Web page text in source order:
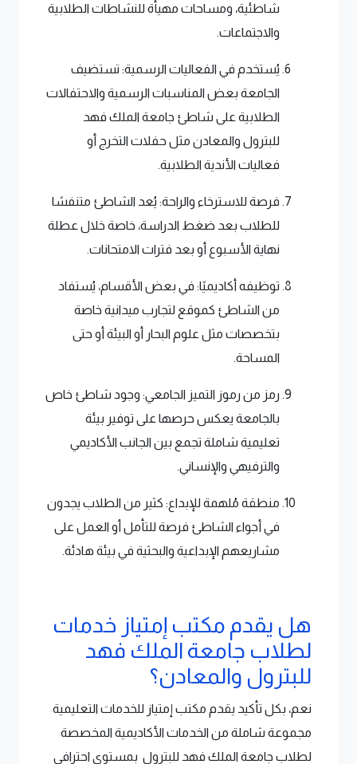
شاطئية، ومساحات مهيأة للنشاطات الطلابية
والاجتماعات.
يُستخدم في الفعاليات الرسمية: تستضيف
الجامعة بعض المناسبات الرسمية والاحتفالات
الطلابية على شاطئ جامعة الملك فهد
للبترول والمعادن مثل حفلات التخرج أو
فعاليات الأندية الطلابية.
فرصة للاسترخاء والراحة: يُعد الشاطئ متنفسًا
للطلاب بعد ضغط الدراسة، خاصة خلال عطلة
نهاية الأسبوع أو بعد فترات الامتحانات.
توظيفه أكاديميًا: في بعض الأقسام، يُستفاد
من الشاطئ كموقع لتجارب ميدانية خاصة
بتخصصات مثل علوم البحار أو البيئة أو حتى
المساحة.
رمز من رموز التميز الجامعي: وجود شاطئ خاص
بالجامعة يعكس حرصها على توفير بيئة
تعليمية شاملة تجمع بين الجانب الأكاديمي
والترفيهي والإنساني.
منطقة مُلهمة للإبداع: كثير من الطلاب يجدون
في أجواء الشاطئ فرصة للتأمل أو العمل على
مشاريعهم الإبداعية والبحثية في بيئة هادئة.
هل يقدم مكتب إمتياز خدمات
لطلاب جامعة الملك فهد
للبترول والمعادن؟
نعم، بكل تأكيد يقدم مكتب إمتياز للخدمات التعليمية
مجموعة شاملة من الخدمات الأكاديمية المخصصة
لطلاب جامعة الملك فهد للبترول بمستوى احترافي